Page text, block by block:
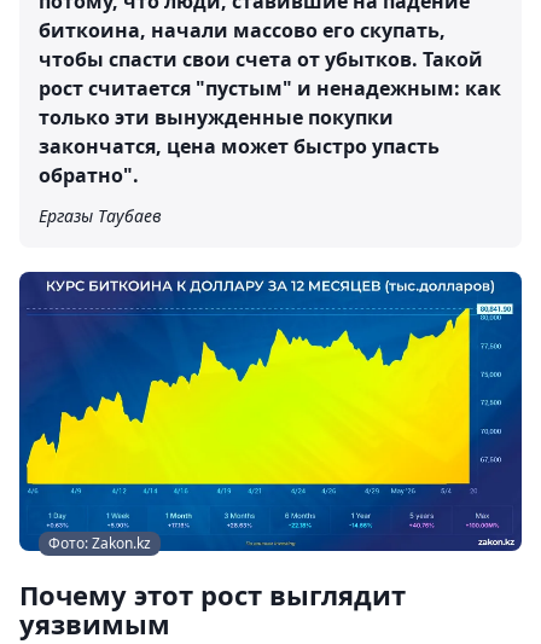
биткоина, начали массово его скупать,
чтобы спасти свои счета от убытков. Такой
рост считается "пустым" и ненадежным: как
только эти вынужденные покупки
закончатся, цена может быстро упасть
обратно".
Ергазы Таубаев
Фото: Zakon.kz
Почему этот рост выглядит
уязвимым